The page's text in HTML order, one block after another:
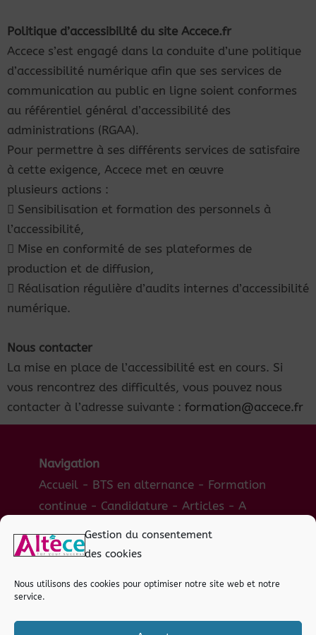
Gestion du consentement
des cookies
Nous utilisons des cookies pour optimiser notre site web et notre
service.
Politique d’accessibilité du site Accece.fr
Accece s’est engagé dans la conduite d’une politique
d’accessibilité numérique afin que ses services de
communication au public en ligne soient conformes
au référentiel général d’accessibilité des
administrations (RGAA).
Pour permettre à ses différents services de satisfaire
à cette exigence, Accece met en œuvre
plusieurs actions :
 Sensibilisation et formation des personnels à
l’accessibilité,
 Mise en conformité de ses plateformes de
production et de diffusion,
 Réalisation régulière d’audits internes d’accessibilité
numérique.
Nous contacter
La mise en place de l’accessibilité est en cours. Si
vous rencontrez des difficultés, vous pouvez nous
contacter à l’adresse suivante : formation@accece.fr
Navigation
Accueil - BTS en alternance - Formation
continue - Candidature - Articles - A
- Contact